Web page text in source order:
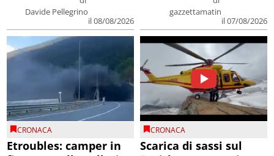
Davide Pellegrino
il 08/08/2026
gazzettamatin
il 07/08/2026
CRONACA
Etroubles: camper in
CRONACA
Scarica di sassi sul